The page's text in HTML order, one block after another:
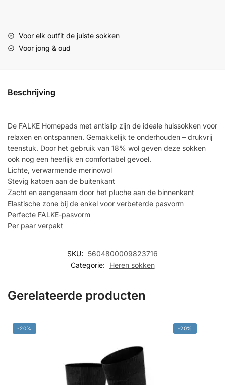
Voor elk outfit de juiste sokken
Voor jong & oud
Beschrijving
De FALKE Homepads met antislip zijn de ideale huissokken voor
relaxen en ontspannen. Gemakkelijk te onderhouden – drukvrij
teenstuk. Door het gebruik van 18% wol geven deze sokken
ook nog een heerlijk en comfortabel gevoel.
Lichte, verwarmende merinowol
Stevig katoen aan de buitenkant
Zacht en aangenaam door het pluche aan de binnenkant
Elastische zone bij de enkel voor verbeterde pasvorm
Perfecte FALKE-pasvorm
Per paar verpakt
SKU:
5604800009823716
Categorie:
Heren sokken
Gerelateerde producten
-20% -20%